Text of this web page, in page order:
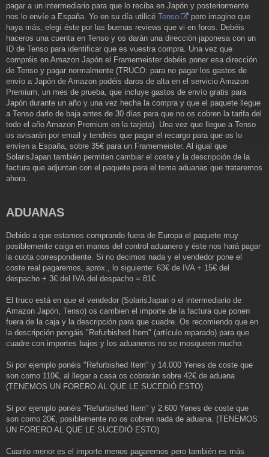
pagar a un intermediario para que lo reciba en Japón y posteriormente
nos lo envíe a España. Yo en su día utilicé Tenso
pero imagino que
haya más, elegí éste por las buenas reviews que vi en foros. Debéis
haceros una cuenta en Tenso y os darán una dirección japonesa con un
ID de Tenso para identificar que es vuestra compra. Una vez que
compréis en Amazon Japón el Framemeister debéis poner esa dirección
de Tenso y pagar normalmente (TRUCO: para no pagar los gastos de
envío a Japón de Amazon podéis daros de alta en el servicio Amazon
Premium, un mes de prueba, que incluye gastos de envío gratis para
Japón durante un año y una vez hecha la compra y que el paquete llegue
a Tenso darlo de baja antes de 30 días para que no os cobren la tarifa del
todo el año Amazon Premium en la tarjeta). Una vez que llegue a Tenso
os avisarán por email y tendréis que pagar el recargo para que os lo
envíen a España, sobre 35€ para un Framemeister. Al igual que
SolarisJapan también permiten cambiar el coste y la descripción de la
factura que adjuntan con el paquete para el tema aduanas que trataremos
ahora.
ADUANAS
Debido a que estamos comprando fuera de Europa el paquete muy
posiblemente caiga en manos del control aduanero y éste nos hará pagar
la cuota correspondiente. Si no decimos nada y el vendedor pone el
coste real pagaremos, aprox., lo siguiente: 63€ de IVA + 15€ del
despacho + 3€ del IVA del despacho = 81€
El truco está en que el vendedor (SolarisJapan o el intermediario de
Amazon Japón, Tenso) os cambien el importe de la factura que ponen
fuera de la caja y la descripción para que cuadre. Os recomiendo que en
la descripción pongáis "Refurbished Item" (artículo reparado) para que
cuadre con importes bajos y los aduaneros no se mosqueen mucho.
Si por ejemplo ponéis "Refurbished Item" y 14.000 Yenes de coste que
son como 110€, al llegar a casa os cobrarán sobre 42€ de aduana
(TENEMOS UN FORERO AL QUE LE SUCEDIÓ ESTO)
Si por ejemplo ponéis "Refurbished Item" y 2.600 Yenes de coste que
son como 20€, posiblemente no os cobren nada de aduana. (TENEMOS
UN FORERO AL QUE LE SUCEDIÓ ESTO)
Cuanto menor es el importe menos pagaremos pero también es más